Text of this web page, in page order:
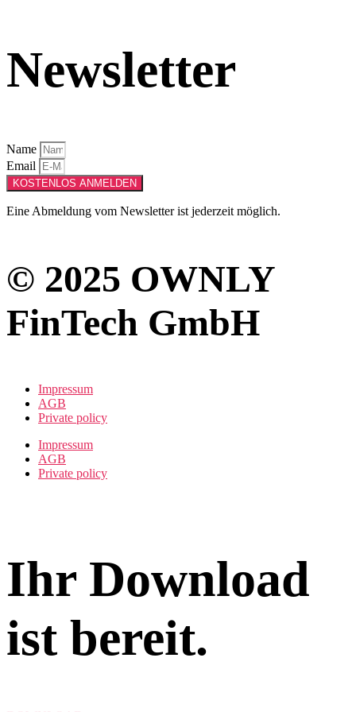
Newsletter
Name
Email
KOSTENLOS ANMELDEN
Eine Abmeldung vom Newsletter ist jederzeit möglich.
© 2025 OWNLY
FinTech GmbH
Impressum
AGB
Private policy
Impressum
AGB
Private policy
Ihr Download
ist bereit.